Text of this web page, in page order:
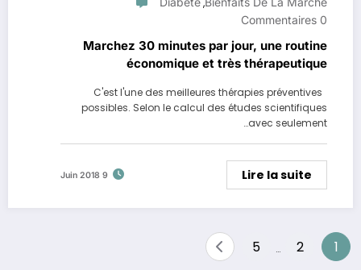
0 Commentaires
Marchez 30 minutes par jour, une routine
économique et très thérapeutique
C'est l'une des meilleures thérapies préventives
possibles. Selon le calcul des études scientifiques
avec seulement…
Lire la suite
9 Juin 2018
Pagination
1
2
5